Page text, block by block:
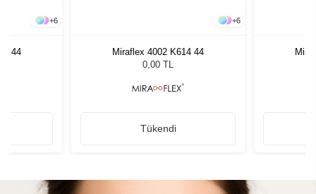
+6
44
+6
Miraflex 4002 K614 44
0,00 TL
Tükendi